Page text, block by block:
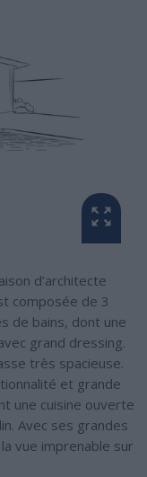
d’architecte
composée de 3
de bains, dont une
grand dressing.
très spacieuse.
et grande
une cuisine ouverte
Avec ses grandes
vue imprenable sur